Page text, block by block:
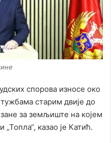
спорова износе око
старим двије до
за земљиште на којем
„Топла“, казао је Катић.